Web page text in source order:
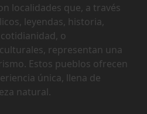
localidades que, a través
leyendas, historia,
o
representan una
Estos pueblos ofrecen
única, llena de
natural.